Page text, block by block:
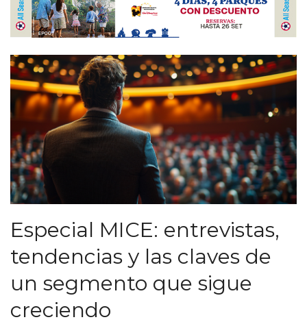
Especial MICE: entrevistas,
tendencias y las claves de
un segmento que sigue
creciendo